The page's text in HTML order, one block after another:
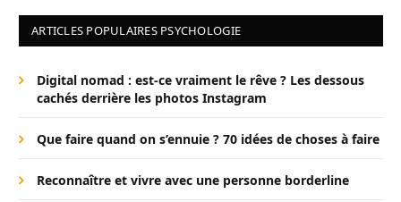
ARTICLES POPULAIRES PSYCHOLOGIE
Digital nomad : est-ce vraiment le rêve ? Les dessous
cachés derrière les photos Instagram
Que faire quand on s’ennuie ? 70 idées de choses à faire
Reconnaître et vivre avec une personne borderline